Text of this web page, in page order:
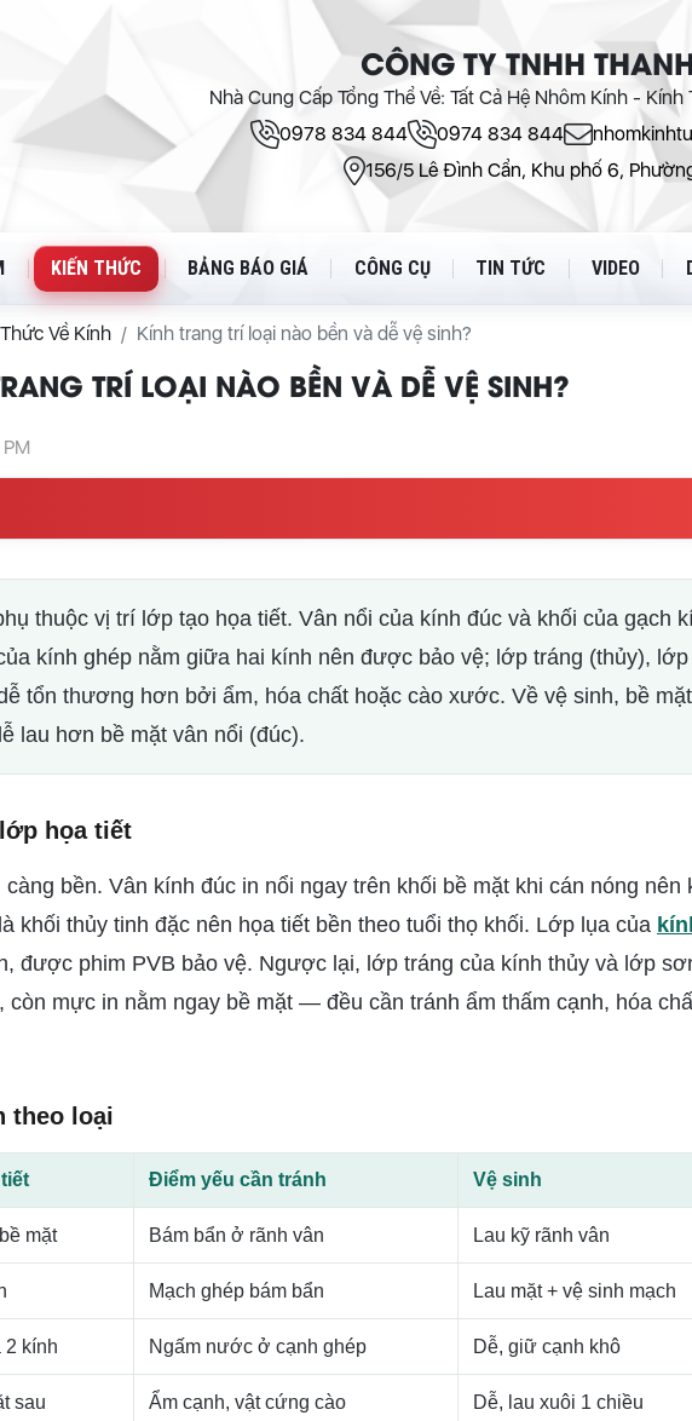
CÔNG TY TNHH
Nhà Cung Cấp Tổng Thể Về: Tất Cả Hệ Nhôm Kính -
0978 834 844
0974 834 844
156/5 Lê Đình Cẩn, Khu phố 6,
KIẾN THỨC BẢNG BÁO GIÁ CÔNG CỤ TIN TỨC VIDEO
Về Kính Kính trang trí loại nào bền và dễ vệ sinh?
TRÍ LOẠI NÀO BỀN VÀ DỄ VỆ SINH?
thuộc vị trí lớp tạo họa tiết. Vân nổi của kính đúc và khối của gạch
kính ghép nằm giữa hai kính nên được bảo vệ; lớp tráng (thủy),
tổn thương hơn bởi ẩm, hóa chất hoặc cào xước. Về vệ sinh, bề mặt
lau hơn bề mặt vân nổi (đúc).
họa tiết
bền. Vân kính đúc in nổi ngay trên khối bề mặt khi cán nóng nên
khối thủy tinh đặc nên họa tiết bền theo tuổi thọ khối. Lớp lụa của
được phim PVB bảo vệ. Ngược lại, lớp tráng của kính thủy và lớp
còn mực in nằm ngay bề mặt — đều cần tránh ẩm thấm cạnh, hóa
theo loại
Điểm yếu cần tránh Vệ sinh
mặt Bám bẩn ở rãnh vân Lau kỹ rãnh vân
Mạch ghép bám bẩn Lau mặt + vệ sinh mạch
2 kính Ngấm nước ở cạnh ghép Dễ, giữ cạnh khô
sau Ẩm cạnh, vật cứng cào Dễ, lau xuôi 1 chiều